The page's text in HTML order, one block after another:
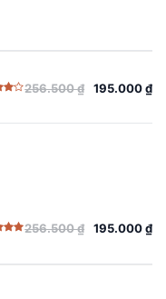
256.500₫ 195.000₫
256.500₫ 195.000₫